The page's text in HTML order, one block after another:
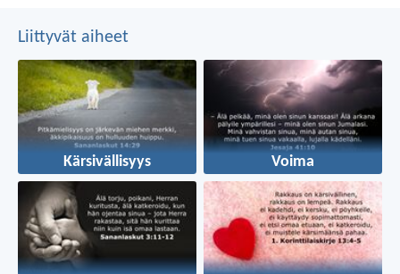
Liittyvät aiheet
Kärsivällisyys Voima